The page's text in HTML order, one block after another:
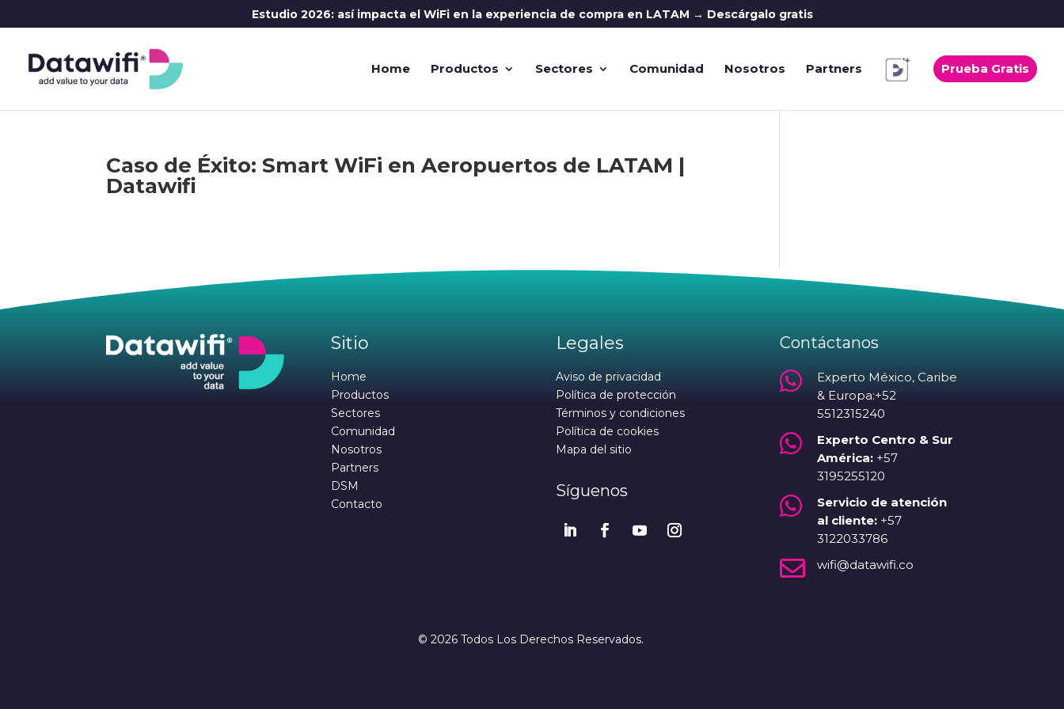
Estudio 2026: así impacta el WiFi en la experiencia de compra en LATAM → Descárgalo gratis
Home Productos Sectores Comunidad Nosotros Partners Prueba Gratis
Caso de Éxito: Smart WiFi en Aeropuertos de LATAM |
Datawifi
Sitio
Home
Productos
Sectores
Comunidad
Nosotros
Partners
DSM
Contacto
Legales
Aviso de privacidad
Política de protección
Términos y condiciones
Política de cookies
Mapa del sitio
Síguenos
Contáctanos

Experto México, Caribe
& Europa:+52
5512315240

Experto Centro & Sur
América: +57
3195255120

Servicio de atención
al cliente: +57
3122033786
 wifi@datawifi.co
© 2026 Todos Los Derechos Reservados.